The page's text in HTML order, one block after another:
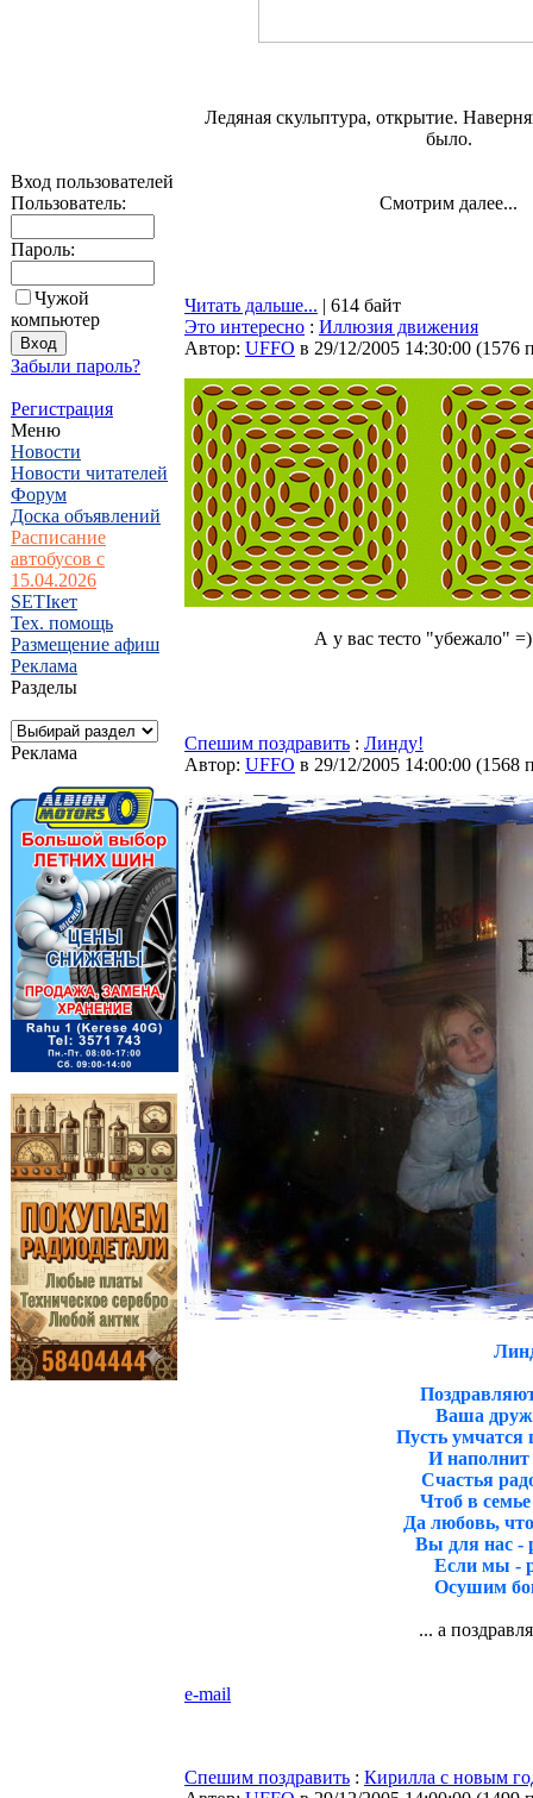
Вход пользователей
Пользователь:
Пароль:
Чужой
компьютер
Забыли пароль?
Регистрация
Меню
Новости
Новости читателей
Форум
Доска объявлений
Расписание
автобусов с
15.04.2026
SETIкет
Тех. помощь
Размещение афиш
Реклама
Разделы
Реклама
Ледяная скульптура, открытие.
было.
Смотрим далее...
Читать дальше... | 614 байт
Это интересно : Иллюзия движения
Автор: UFFO в 29/12/2005 14:30:00 (1576
А у вас тесто "убежало" =)
Спешим поздравить : Линду!
Автор: UFFO в 29/12/2005 14:00:00 (1568
Ваша
Пусть умчатся
И
Счастья
Чтоб в
Да любовь,
Вы для нас -
Если мы -
Осушим
... а
e-mail
Спешим поздравить : Кирилла с новым